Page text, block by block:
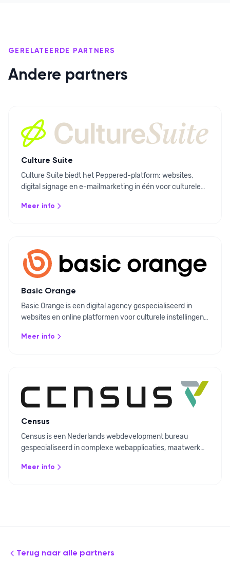
GERELATEERDE PARTNERS
Andere partners
Culture Suite
Culture Suite biedt het Peppered-platform: websites,
digital signage en e-mailmarketing in één voor culturele
geautomatiseerde content en gerichte campagnes.
Meer info
Basic Orange
Basic Orange is een digital agency gespecialiseerd in
websites en online platformen voor culturele instellingen,
toegankelijke, gebruiksvriendelijke digitale omgevingen.
Meer info
Census
Census is een Nederlands webdevelopment bureau
gespecialiseerd in complexe webapplicaties, maatwerk
de API aan de digitale omgeving van jouw organisatie.
Meer info
Terug naar alle partners